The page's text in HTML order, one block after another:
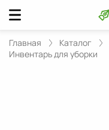
Главная Каталог
Инвентарь для уборки